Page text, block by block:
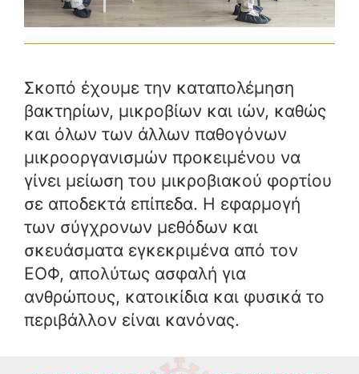
Σκοπό έχουμε την καταπολέμηση
βακτηρίων, μικροβίων και ιών, καθώς
και όλων των άλλων παθογόνων
μικροοργανισμών προκειμένου να
γίνει μείωση του μικροβιακού φορτίου
σε αποδεκτά επίπεδα. Η εφαρμογή
των σύγχρονων μεθόδων και
σκευάσματα εγκεκριμένα από τον
ΕΟΦ, απολύτως ασφαλή για
ανθρώπους, κατοικίδια και φυσικά το
περιβάλλον είναι κανόνας.